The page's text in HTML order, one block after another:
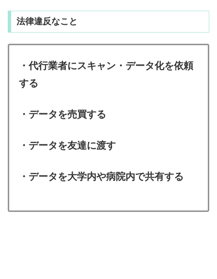
法律違反なこと
・代行業者にスキャン・データ化を依頼
する
・データを売買する
・データを友達に渡す
・データを大学内や病院内で共有する